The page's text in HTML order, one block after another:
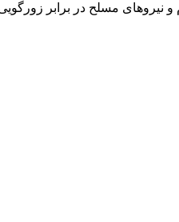
نیروهای مسلح در برابر